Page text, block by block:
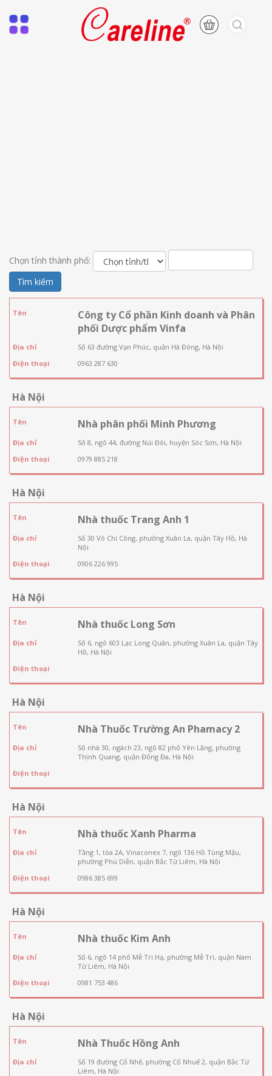
Chọn tỉnh thành phố:
Tìm kiếm
Tên
Công ty Cổ phần Kinh doanh và Phân
phối Dược phẩm Vinfa
Địa chỉ
Số 63 đường Vạn Phúc, quận Hà Đông, Hà Nội
Điện thoại
0963 287 630
Hà Nội
Tên Nhà phân phối Minh Phương
Địa chỉ
Số 8, ngõ 44, đường Núi Đôi, huyện Sóc Sơn, Hà Nội
Điện thoại
0979 885 218
Hà Nội
Tên Nhà thuốc Trang Anh 1
Địa chỉ
Số 30 Võ Chí Công, phường Xuân La, quận Tây Hồ, Hà
Nội
Điện thoại
0906 226 995
Hà Nội
Tên Nhà thuốc Long Sơn
Địa chỉ
Số 6, ngõ 603 Lạc Long Quân, phường Xuân La, quận Tây
Hồ, Hà Nội
Điện thoại
Hà Nội
Tên Nhà Thuốc Trường An Phamacy 2
Địa chỉ
Số nhà 30, ngách 23, ngõ 82 phố Yên Lãng, phường
Thịnh Quang, quận Đống Đa, Hà Nội
Điện thoại
Hà Nội
Tên Nhà thuốc Xanh Pharma
Địa chỉ
Tầng 1, tòa 2A, Vinaconex 7, ngõ 136 Hồ Tùng Mậu,
phường Phú Diễn, quận Bắc Từ Liêm, Hà Nội
Điện thoại
0986 385 699
Hà Nội
Tên Nhà thuốc Kim Anh
Địa chỉ
Số 6, ngõ 14 phố Mễ Trì Hạ, phường Mễ Trì, quận Nam
Từ Liêm, Hà Nội
Điện thoại
0981 753 486
Hà Nội
Tên Nhà Thuốc Hồng Anh
Địa chỉ
Số 19 đường Cổ Nhế, phường Cổ Nhuế 2, quận Bắc Từ
Liêm, Hà Nội